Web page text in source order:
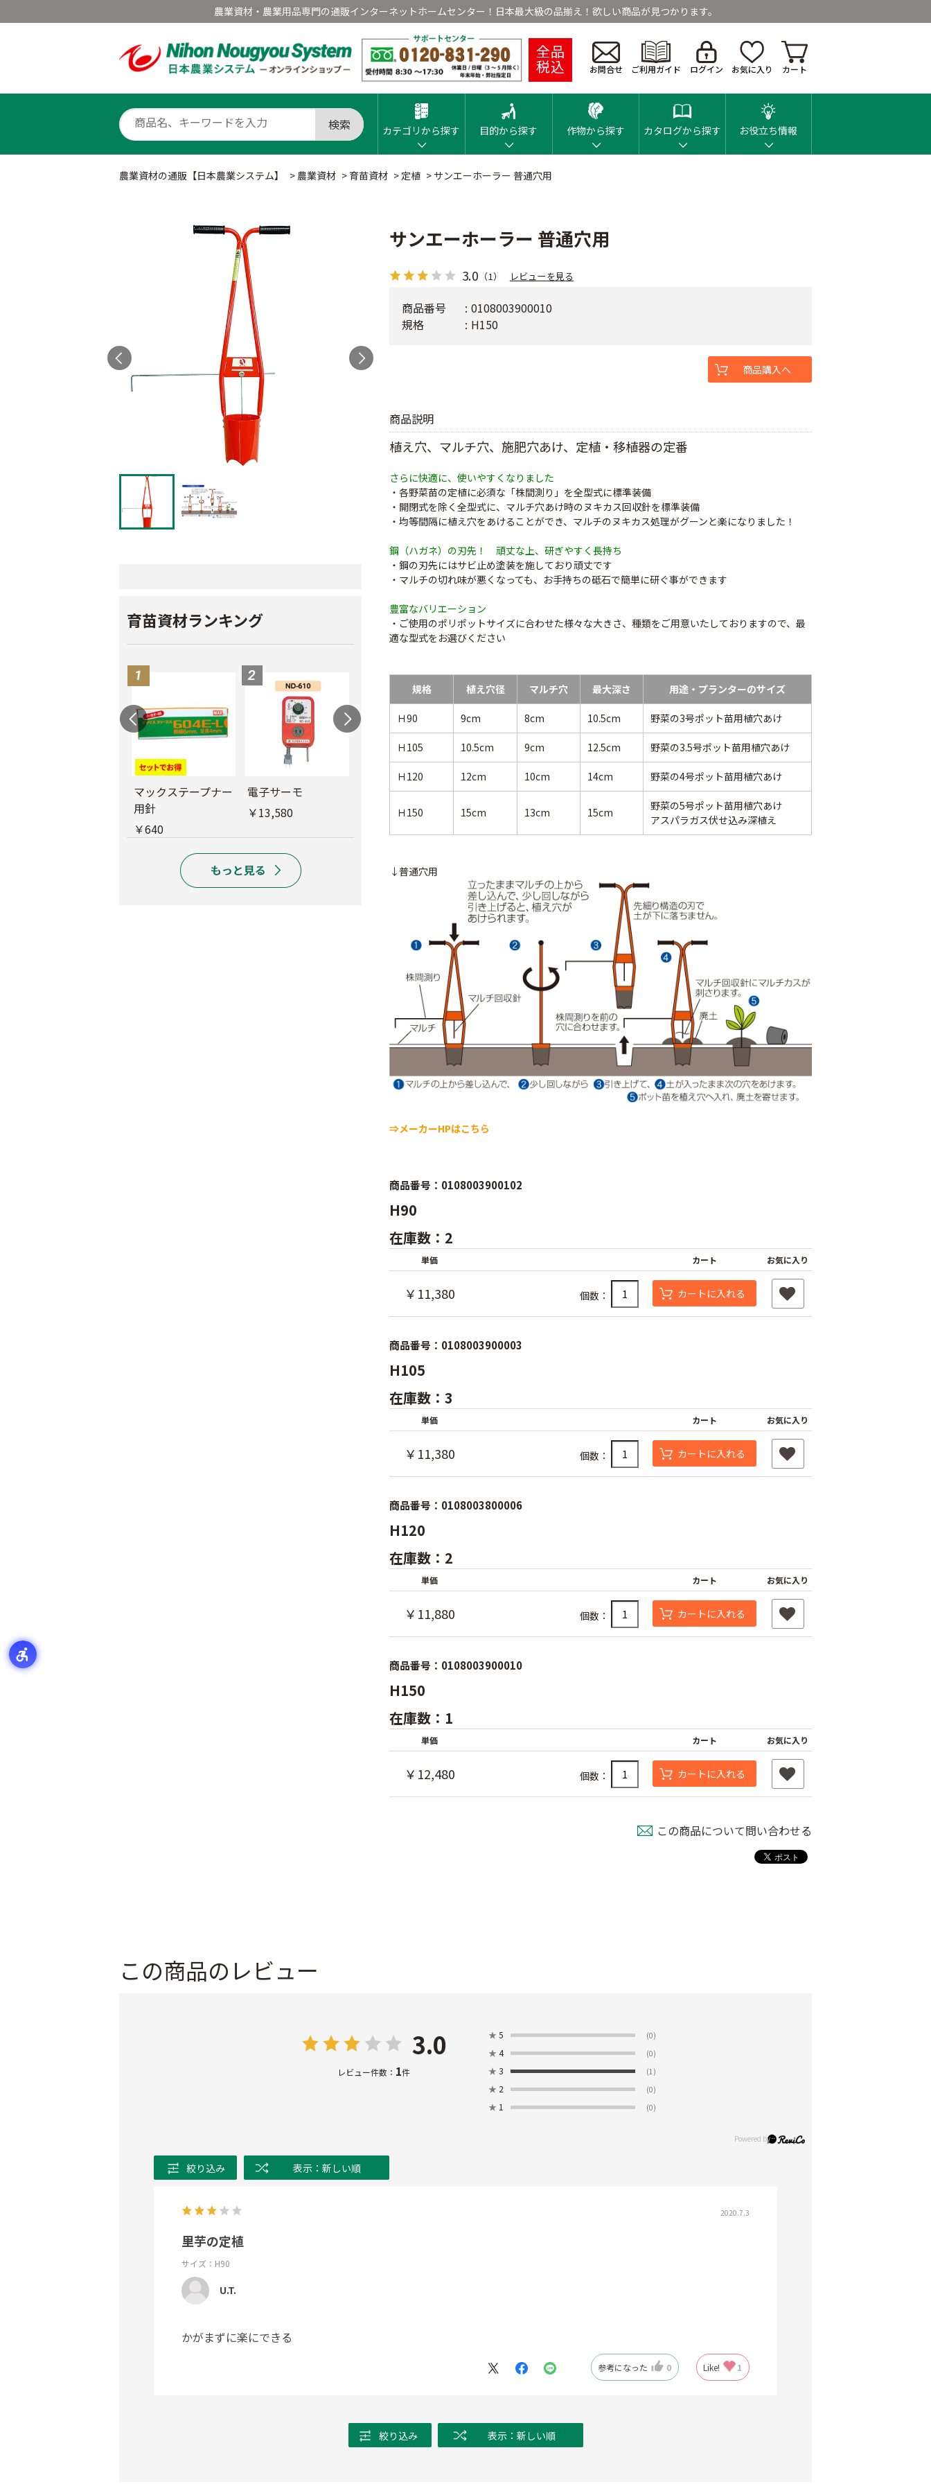
農業資材・農業用品専門の通販インターネットホームセンター！日本最大級の品揃え！欲しい商品が見つかります。
全品
税込 お問合せ ご利用ガイド ログイン お気に入り カート
検索 カテゴリから探す 目的から探す 作物から探す カタログから探す お役立ち情報
農業資材の通販【日本農業システム】 > 農業資材 > 育苗資材 > 定植 > サンエーホーラー 普通穴用
育苗資材ランキング
マックステープナー
用針
￥640
電子サーモ
￥13,580
農電マット 単相
￥19,980
光分解テープ（マッ
クステープナー用）
ランナーピン
￥3,480
バインダー紐 ジュ
ート
￥1,980
サンエーホーラー 普通穴用
3.0 （1） レビューを見る
商品説明
植え穴、マルチ穴、施肥穴あけ、定植・移植器の定番
さらに快適に、使いやすくなりました
・各野菜苗の定植に必須な「株間測り」を全型式に標準装備
・開閉式を除く全型式に、マルチ穴あけ時のヌキカス回収針を標準装備
・均等間隔に植え穴をあけることができ、マルチのヌキカス処理がグーンと楽になりました！
鋼（ハガネ）の刃先！ 頑丈な上、研ぎやすく長持ち
・鋼の刃先にはサビ止め塗装を施しており頑丈です
・マルチの切れ味が悪くなっても、お手持ちの砥石で簡単に研ぐ事ができます
豊富なバリエーション
・ご使用のポリポットサイズに合わせた様々な大きさ、種類をご用意いたしておりますので、最
適な型式をお選びください
規格 植え穴径 マルチ穴 最大深さ 用途・プランターのサイズ
Ｈ90 9cm 8cm 10.5cm 野菜の3号ポット苗用植穴あけ
Ｈ105 10.5cm 9cm 12.5cm 野菜の3.5号ポット苗用植穴あけ
Ｈ120 12cm 10cm 14cm 野菜の4号ポット苗用植穴あけ
Ｈ150 15cm 13cm 15cm
野菜の5号ポット苗用植穴あけ
アスパラガス伏せ込み深植え
↓普通穴用
⇒メーカーHPはこちら
商品番号
0108003900010
規格
H150
商品購入へ
商品番号：0108003900102
H90
在庫数：2
単価 カート お気に入り
￥11,380 個数： カートに入れる
商品番号：0108003900003
H105
在庫数：3
単価 カート お気に入り
￥11,380 個数： カートに入れる
商品番号：0108003800006
H120
在庫数：2
単価 カート お気に入り
￥11,880 個数： カートに入れる
商品番号：0108003900010
H150
在庫数：1
単価 カート お気に入り
￥12,480 個数： カートに入れる
この商品について問い合わせる
この商品のレビュー
3.0
レビュー件数： 1件
★ 5 (0)
★ 4 (0)
★ 3 (1)
★ 2 (0)
★ 1 (0)
絞り込み 表示：新しい順
2020.7.3
里芋の定植
サイズ：H90
U.T.
かがまずに楽にできる
参考になった 0 Like! 1
絞り込み 表示：新しい順